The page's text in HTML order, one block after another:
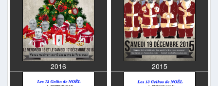
2016 2015